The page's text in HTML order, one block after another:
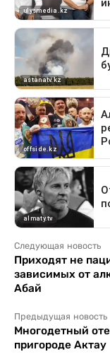
Следующая новость
Приходят не
зависимых от
Абай
Предыдущая новость
Многодетный
пригороде Актау